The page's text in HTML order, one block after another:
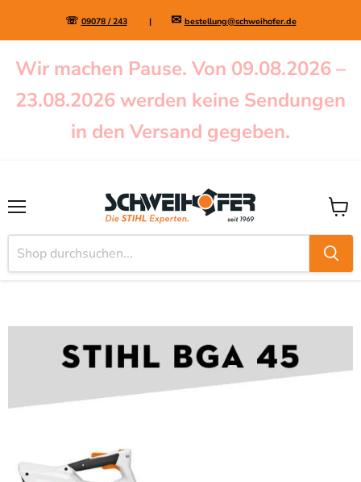
☏ 09078 / 243| ✉ bestellung@schweihofer.de
Wir machen Pause. Von 09.08.2026 –
23.08.2026 werden keine Sendungen
in den Versand gegeben.